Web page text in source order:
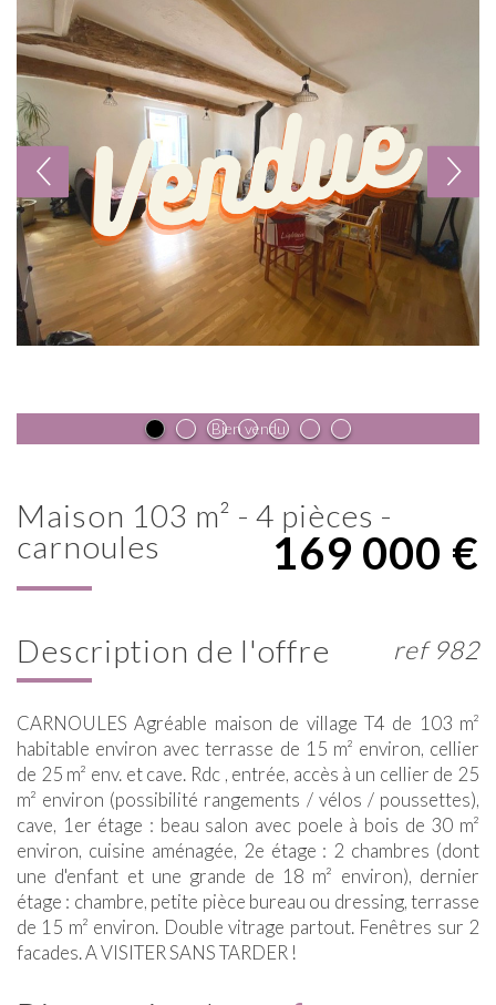
Bien vendu
maison 103 m² - 4 pièces -
carnoules
169 000 €
description de l'offre ref 982
CARNOULES Agréable maison de village T4 de 103 m²
habitable environ avec terrasse de 15 m² environ, cellier
de 25 m² env. et cave. Rdc , entrée, accès à un cellier de 25
m² environ (possibilité rangements / vélos / poussettes),
cave, 1er étage : beau salon avec poele à bois de 30 m²
environ, cuisine aménagée, 2e étage : 2 chambres (dont
une d'enfant et une grande de 18 m² environ), dernier
étage : chambre, petite pièce bureau ou dressing, terrasse
de 15 m² environ. Double vitrage partout. Fenêtres sur 2
facades. A VISITER SANS TARDER !